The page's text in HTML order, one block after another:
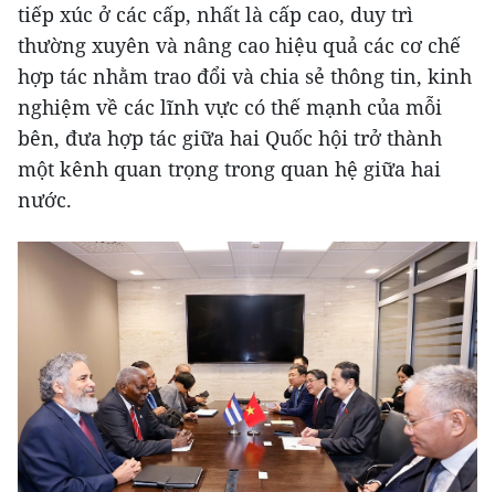
tiếp xúc ở các cấp, nhất là cấp cao, duy trì
thường xuyên và nâng cao hiệu quả các cơ chế
hợp tác nhằm trao đổi và chia sẻ thông tin, kinh
nghiệm về các lĩnh vực có thế mạnh của mỗi
bên, đưa hợp tác giữa hai Quốc hội trở thành
một kênh quan trọng trong quan hệ giữa hai
nước.